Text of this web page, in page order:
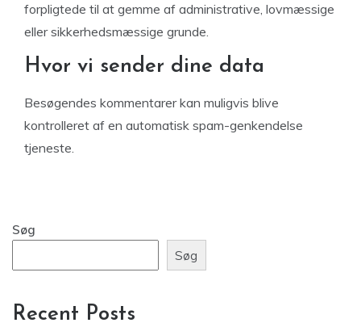
forpligtede til at gemme af administrative, lovmæssige
eller sikkerhedsmæssige grunde.
Hvor vi sender dine data
Besøgendes kommentarer kan muligvis blive
kontrolleret af en automatisk spam-genkendelse
tjeneste.
Søg
Søg
Recent Posts